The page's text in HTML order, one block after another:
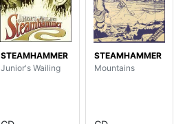
STEAMHAMMER
Junior's Wailing
STEAMHAMMER
Mountains